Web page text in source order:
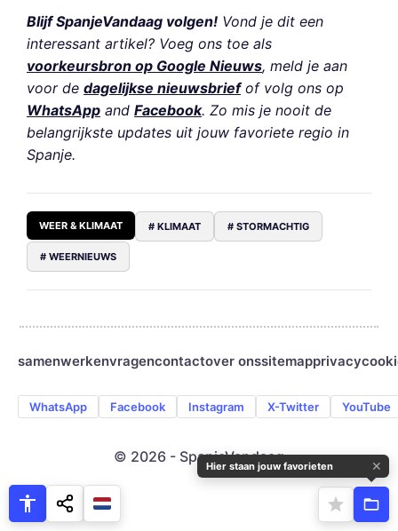
Blijf SpanjeVandaag volgen! Vond je dit een
interessant artikel? Voeg ons toe als
voorkeursbron op Google Nieuws, meld je aan
voor de dagelijkse nieuwsbriefof volg ons op
WhatsApp and Facebook. Zo mis je nooit de
belangrijkste updates uit jouw favoriete regio in
Spanje.
WEER & KLIMAAT # KLIMAAT # STORMACHTIG
# WEERNIEUWS
samenwerkenvragencontactover onssitemapprivacy
WhatsApp Facebook Instagram X-Twitter YouTube
© 2026 - SpanjeVandaag
Hier staan jouw favorieten ✕